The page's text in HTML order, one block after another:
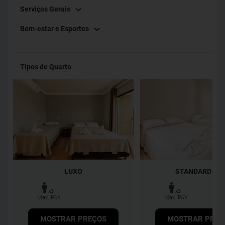
Serviços Gerais
Bem-estar e Esportes
Tipos de Quarto
LUXO
x3
Max. PAX
MOSTRAR PREÇOS
STANDARD
x3
Max. PAX
MOSTRAR